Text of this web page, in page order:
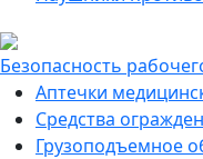
Безопасность
Аптечки
Средства
Грузоподъемное